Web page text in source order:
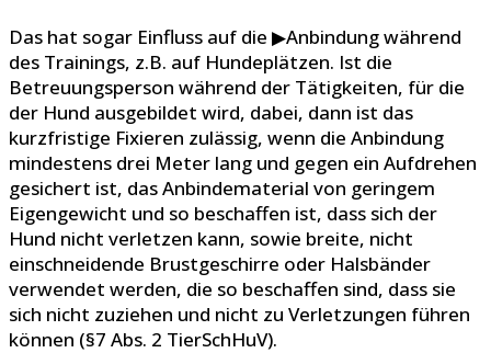
Das hat sogar Einfluss auf die ▶Anbindung während
des Trainings, z.B. auf Hundeplätzen. Ist die
Betreuungsperson während der Tätigkeiten, für die
der Hund ausgebildet wird, dabei, dann ist das
kurzfristige Fixieren zulässig, wenn die Anbindung
mindestens drei Meter lang und gegen ein Aufdrehen
gesichert ist, das Anbindematerial von geringem
Eigengewicht und so beschaffen ist, dass sich der
Hund nicht verletzen kann, sowie breite, nicht
einschneidende Brustgeschirre oder Halsbänder
verwendet werden, die so beschaffen sind, dass sie
sich nicht zuziehen und nicht zu Verletzungen führen
können (§7 Abs. 2 TierSchHuV).